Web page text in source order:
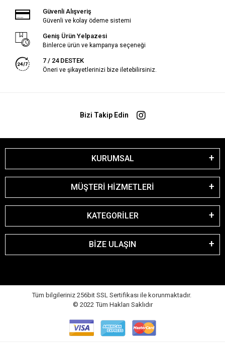
Güvenli Alışveriş
Güvenli ve kolay ödeme sistemi
Geniş Ürün Yelpazesi
Binlerce ürün ve kampanya seçeneği
7 / 24 DESTEK
Öneri ve şikayetlerinizi bize iletebilirsiniz.
Bizi Takip Edin
KURUMSAL
MÜŞTERİ HİZMETLERİ
KATEGORİLER
BİZE ULAŞIN
Tüm bilgileriniz 256bit SSL Sertifikası ile korunmaktadır.
© 2022 Tüm Hakları Saklıdır